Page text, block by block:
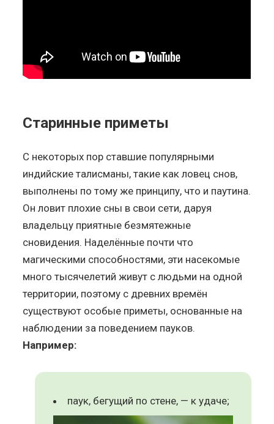
Старинные приметы
С некоторых пор ставшие популярными
индийские талисманы, такие как ловец снов,
выполнены по тому же принципу, что и паутина.
Он ловит плохие сны в свои сети, даруя
владельцу приятные безмятежные
сновидения. Наделённые почти что
магическими способностями, эти насекомые
много тысячелетий живут с людьми на одной
территории, поэтому с древних времён
существуют особые приметы, основанные на
наблюдении за поведением пауков.
Например:
паук, бегущий по стене, — к удаче;